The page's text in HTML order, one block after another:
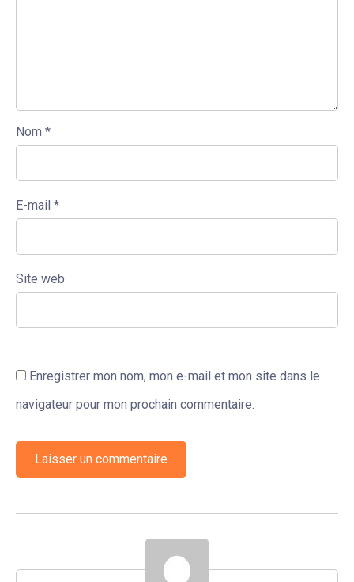
Nom *
E-mail *
Site web
Enregistrer mon nom, mon e-mail et mon site dans le
navigateur pour mon prochain commentaire.